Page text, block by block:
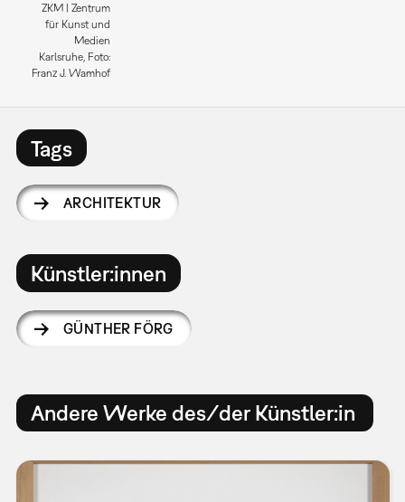
ZKM | Zentrum
für Kunst und
Medien
Karlsruhe, Foto:
Franz J. Wamhof
Tags
ARCHITEKTUR
Künstler:innen
GÜNTHER FÖRG
Andere Werke des/der Künstler:in